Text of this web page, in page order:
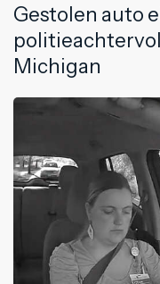
Gestolen auto
Michigan